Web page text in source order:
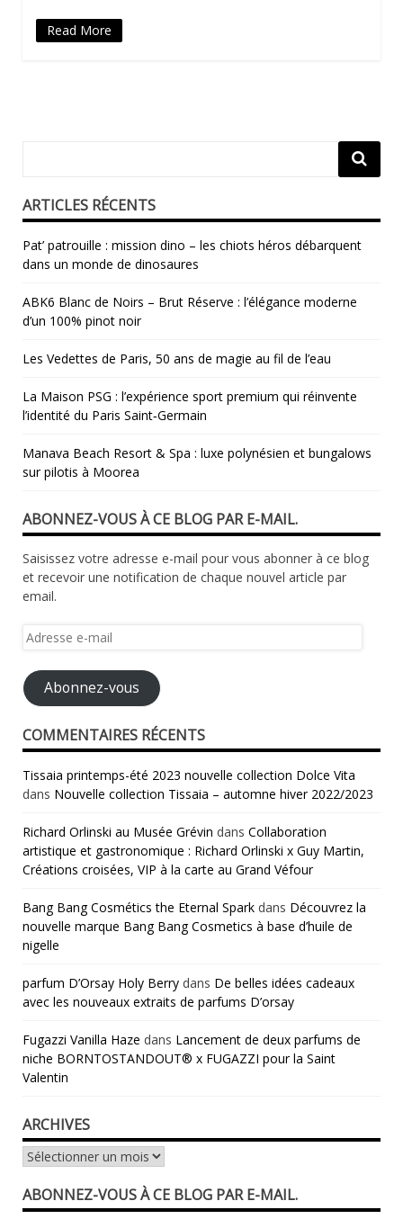
Read More
ARTICLES RÉCENTS
Pat’ patrouille : mission dino – les chiots héros débarquent
dans un monde de dinosaures
ABK6 Blanc de Noirs – Brut Réserve : l’élégance moderne
d’un 100% pinot noir
Les Vedettes de Paris, 50 ans de magie au fil de l’eau
La Maison PSG : l’expérience sport premium qui réinvente
l’identité du Paris Saint‑Germain
Manava Beach Resort & Spa : luxe polynésien et bungalows
sur pilotis à Moorea
ABONNEZ-VOUS À CE BLOG PAR E-MAIL.
Saisissez votre adresse e-mail pour vous abonner à ce blog
et recevoir une notification de chaque nouvel article par
email.
Adresse
mail
Abonnez-vous
COMMENTAIRES RÉCENTS
Tissaia printemps-été 2023 nouvelle collection Dolce Vita
dans Nouvelle collection Tissaia – automne hiver 2022/2023
Richard Orlinski au Musée Grévin dans Collaboration
artistique et gastronomique : Richard Orlinski x Guy Martin,
Créations croisées, VIP à la carte au Grand Véfour
Bang Bang Cosmétics the Eternal Spark dans Découvrez la
nouvelle marque Bang Bang Cosmetics à base d’huile de
nigelle
parfum D’Orsay Holy Berry dans De belles idées cadeaux
avec les nouveaux extraits de parfums D’orsay
Fugazzi Vanilla Haze dans Lancement de deux parfums de
niche BORNTOSTANDOUT® x FUGAZZI pour la Saint
Valentin
ARCHIVES
Archives
ABONNEZ-VOUS À CE BLOG PAR E-MAIL.